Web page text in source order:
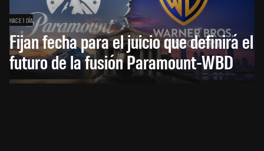
HACE 1 DÍA
Fijan fecha para el juicio que definirá el
futuro de la fusión Paramount-WBD